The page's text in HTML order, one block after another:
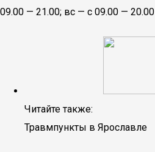
09.00 — 21.00; вс — с 09.00 — 20.00
Читайте также:
Травмпункты в Ярославле